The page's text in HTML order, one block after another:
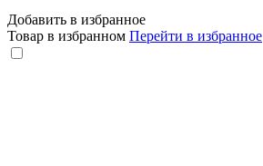
Добавить в избранное
Товар в избранном Перейти в избранное